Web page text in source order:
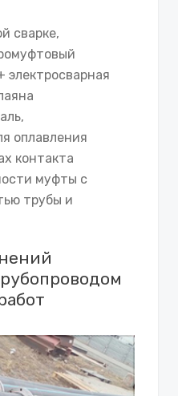
сварке,
электросварная
оплавления
контакта
муфты с
трубы и